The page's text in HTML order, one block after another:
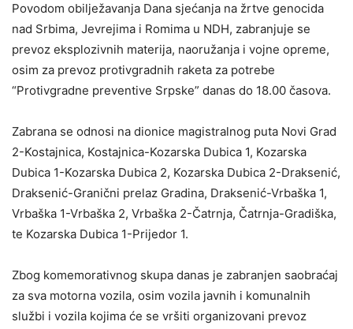
Povodom obilježavanja Dana sjećanja na žrtve genocida
nad Srbima, Jevrejima i Romima u NDH, zabranjuje se
prevoz eksplozivnih materija, naoružanja i vojne opreme,
osim za prevoz protivgradnih raketa za potrebe
“Protivgradne preventive Srpske” danas do 18.00 časova.
Zabrana se odnosi na dionice magistralnog puta Novi Grad
2-Kostajnica, Kostajnica-Kozarska Dubica 1, Kozarska
Dubica 1-Kozarska Dubica 2, Kozarska Dubica 2-Draksenić,
Draksenić-Granični prelaz Gradina, Draksenić-Vrbaška 1,
Vrbaška 1-Vrbaška 2, Vrbaška 2-Čatrnja, Čatrnja-Gradiška,
te Kozarska Dubica 1-Prijedor 1.
Zbog komemorativnog skupa danas je zabranjen saobraćaj
za sva motorna vozila, osim vozila javnih i komunalnih
službi i vozila kojima će se vršiti organizovani prevoz